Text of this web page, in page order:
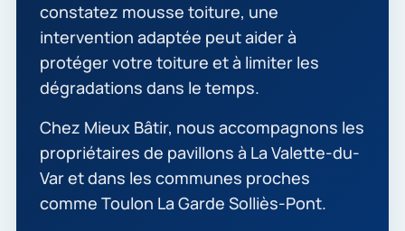
constatez mousse toiture, une
intervention adaptée peut aider à
protéger votre toiture et à limiter les
dégradations dans le temps.
Chez Mieux Bâtir, nous accompagnons les
propriétaires de pavillons à La Valette-du-
Var et dans les communes proches
comme Toulon La Garde Solliès-Pont.